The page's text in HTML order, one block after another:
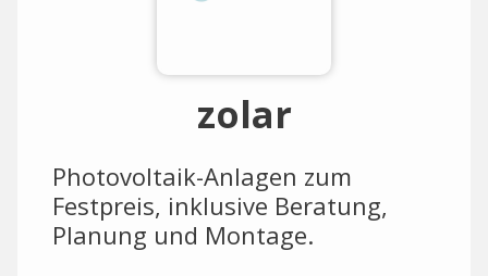
zolar
Photovoltaik-Anlagen zum
Festpreis, inklusive Beratung,
Planung und Montage.